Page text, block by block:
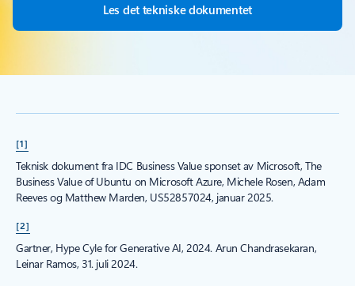
Les det tekniske dokumentet
[1]
Teknisk dokument fra IDC Business Value sponset av Microsoft, The
Business Value of Ubuntu on Microsoft Azure, Michele Rosen, Adam
Reeves og Matthew Marden, US52857024, januar 2025.
[2]
Gartner, Hype Cyle for Generative AI, 2024. Arun Chandrasekaran,
Leinar Ramos, 31. juli 2024.